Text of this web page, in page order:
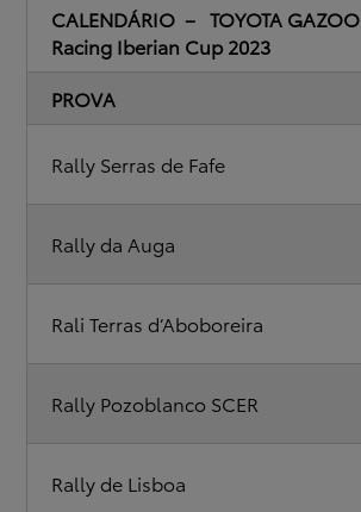
CALENDÁRIO – TOYOTA GAZOO
Racing Iberian Cup 2023
PROVA
Rally Serras de Fafe
Rally da Auga
Rali Terras d’Aboboreira
Rally Pozoblanco SCER
Rally de Lisboa